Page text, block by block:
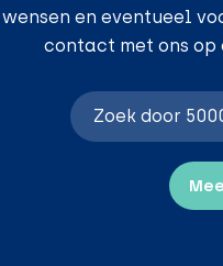
en eventueel
contact met ons op